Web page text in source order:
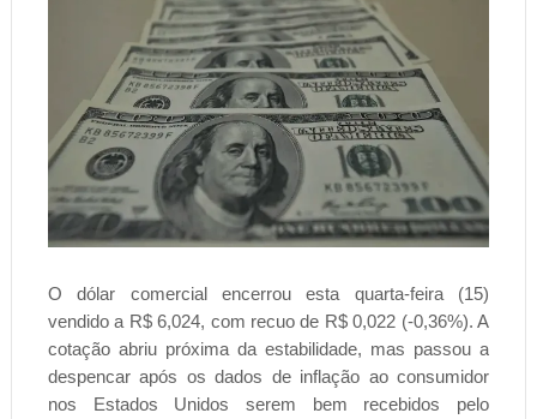
O dólar comercial encerrou esta quarta-feira (15)
vendido a R$ 6,024, com recuo de R$ 0,022 (-0,36%). A
cotação abriu próxima da estabilidade, mas passou a
despencar após os dados de inflação ao consumidor
nos Estados Unidos serem bem recebidos pelo